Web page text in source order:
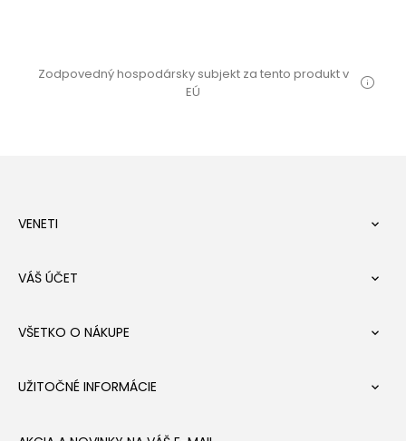
Zodpovedný hospodársky subjekt za tento produkt v
EÚ
VENETI 
VÁŠ ÚČET 
VŠETKO O NÁKUPE 
UŽITOČNÉ INFORMÁCIE 